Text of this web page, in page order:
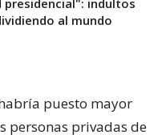
presidencial": indultos
al mundo
puesto mayor
personas privadas de